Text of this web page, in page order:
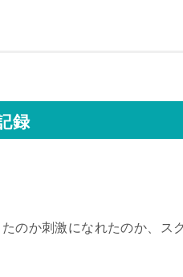
録
のか刺激になれたのか、ス